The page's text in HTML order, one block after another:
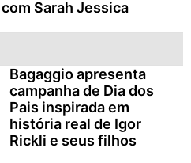
Sarah Jessica
Bagaggio apresenta
campanha de Dia dos
Pais inspirada em
história real de Igor
Rickli e seus filhos